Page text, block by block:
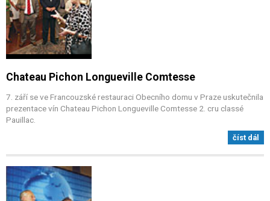
Chateau Pichon Longueville Comtesse
7. září se ve Francouzské restauraci Obecního domu v Praze uskutečnila
prezentace vín Chateau Pichon Longueville Comtesse 2. cru classé
Pauillac.
číst dál